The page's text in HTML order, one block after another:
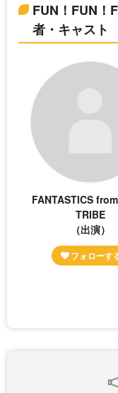
FUN！FUN
者・キャスト
FANTASTICS
TRIBE
（出演）